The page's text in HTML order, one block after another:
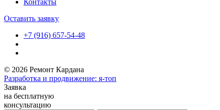
Контакты
Оставить заявку
+7 (916) 657-54-48
© 2026 Ремонт Кардана
Разработка и продвижение: я-топ
Заявка
на бесплатную
консультацию